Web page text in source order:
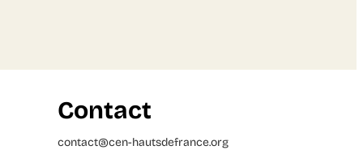
Contact
contact@cen-hautsdefrance.org